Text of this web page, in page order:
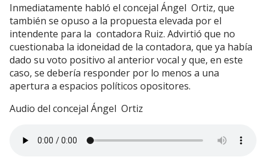
Inmediatamente habló el concejal Ángel Ortiz, que
también se opuso a la propuesta elevada por el
intendente para la contadora Ruiz. Advirtió que no
cuestionaba la idoneidad de la contadora, que ya había
dado su voto positivo al anterior vocal y que, en este
caso, se debería responder por lo menos a una
apertura a espacios políticos opositores.
Audio del concejal Ángel Ortiz